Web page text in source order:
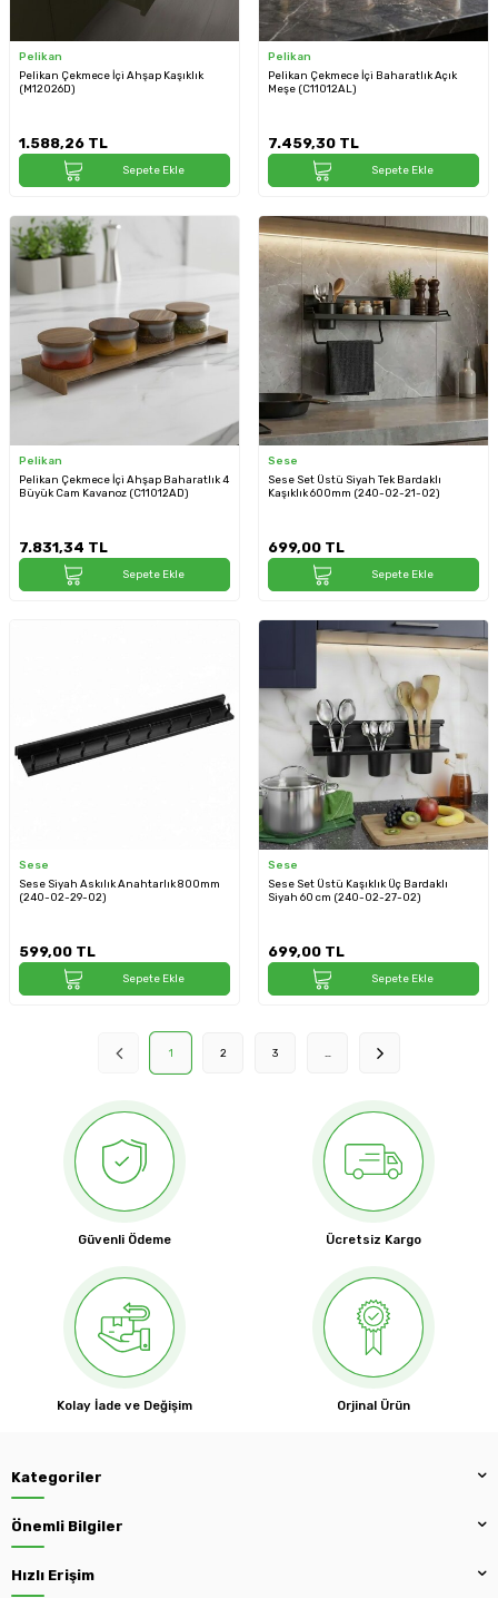
Pelikan
Pelikan Çekmece İçi Ahşap Kaşıklık
(M12026D)
1.588,26 TL
Sepete Ekle
Pelikan
Pelikan Çekmece İçi Baharatlık Açık
Meşe (C11012AL)
7.459,30 TL
Sepete Ekle
Pelikan
Pelikan Çekmece İçi Ahşap Baharatlık 4
Büyük Cam Kavanoz (C11012AD)
7.831,34 TL
Sepete Ekle
Sese
Sese Set Üstü Siyah Tek Bardaklı
Kaşıklık 600mm (240-02-21-02)
699,00 TL
Sepete Ekle
Sese
Sese Siyah Askılık Anahtarlık 800mm
(240-02-29-02)
599,00 TL
Sepete Ekle
Sese
Sese Set Üstü Kaşıklık Üç Bardaklı
Siyah 60 cm (240-02-27-02)
699,00 TL
Sepete Ekle
1 2 3
Güvenli Ödeme Ücretsiz Kargo
Kolay İade ve Değişim Orjinal Ürün
Kategoriler
Önemli Bilgiler
Hızlı Erişim